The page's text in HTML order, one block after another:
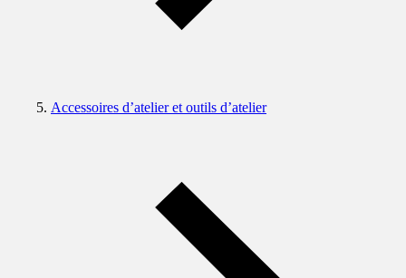
Accessoires d’atelier et outils d’atelier